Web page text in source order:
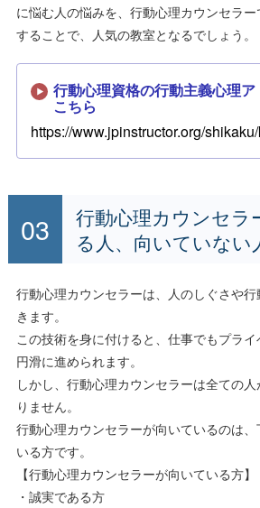
に悩む人の悩みを、行動心理カウンセラ
することで、人気の教室となるでしょう。
行動心理資格の行動主義心理
こちら
https://www.jpinstructor.org/
行動心理カウンセラ
る人、向いていない
行動心理カウンセラーは、人のしぐさや
きます。
この技術を身に付けると、仕事でもプラ
円滑に進められます。
しかし、行動心理カウンセラーは全ての
りません。
行動心理カウンセラーが向いているのは
いる方です。
【行動心理カウンセラーが向いている方】
・誠実である方